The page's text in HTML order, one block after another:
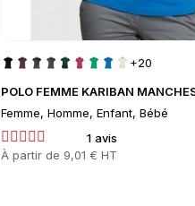
POLO FEMME KARIBAN
Femme, Homme, Enfant, Bébé
1 avis
Prix
À partir de 9,01 € HT
+20